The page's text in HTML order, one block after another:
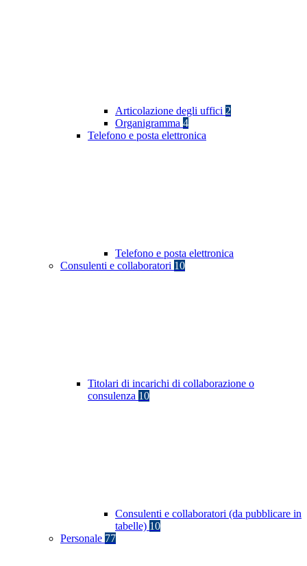
Articolazione degli uffici 2
Organigramma 4
Telefono e posta elettronica
Telefono e posta elettronica
Consulenti e collaboratori 10
Titolari di incarichi di collaborazione o
consulenza 10
Consulenti e collaboratori (da pubblicare in
tabelle) 10
Personale 77